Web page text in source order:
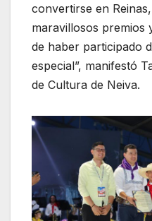
convertirse en
maravillosos premios
de haber participado
especial”, manifestó
de Cultura de Neiva.